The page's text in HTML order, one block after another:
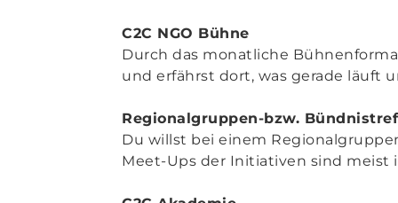
C2C NGO Bühne
Durch das monatliche
und erfährst dort, was gerade läuft
Regionalgruppen-bzw.
Du willst bei einem
Meet-Ups der Initiativen sind meist